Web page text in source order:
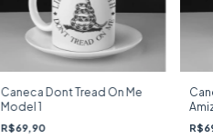
Caneca Dont Tread On Me
Model 1
R$69,90